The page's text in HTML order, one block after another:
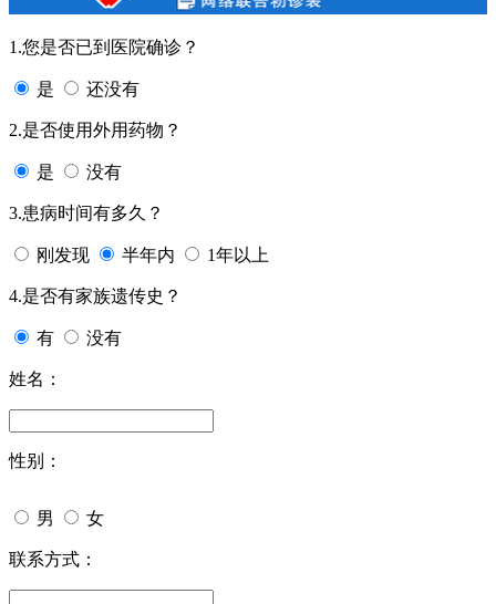
1.您是否已到医院确诊？
是 还没有
2.是否使用外用药物？
是 没有
3.患病时间有多久？
刚发现 半年内 1年以上
4.是否有家族遗传史？
有 没有
姓名：
性别：
男 女
联系方式：